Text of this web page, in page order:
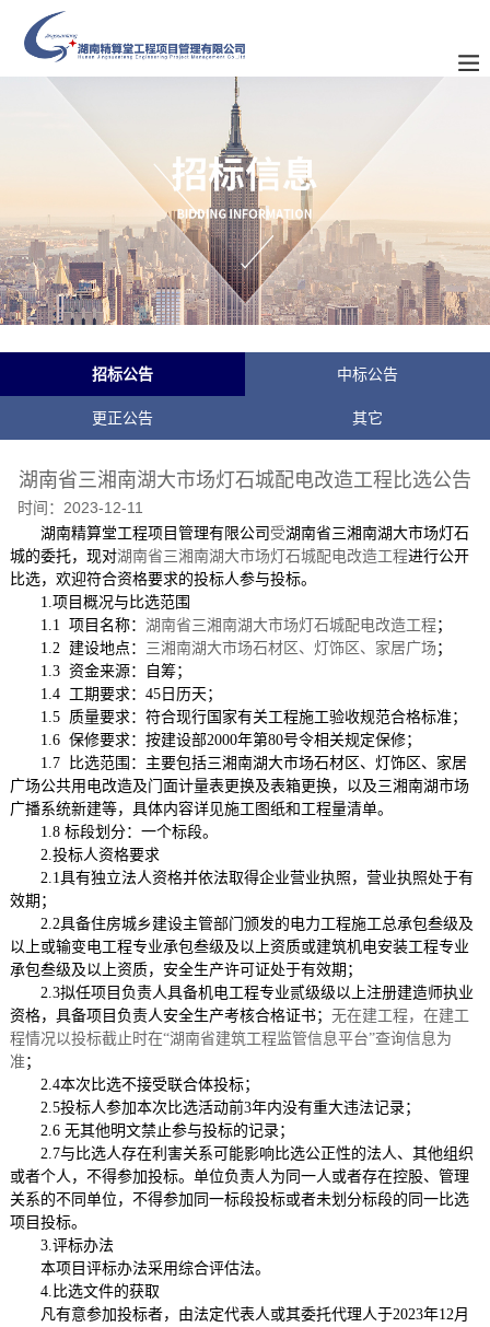
招标公告 中标公告
更正公告 其它
湖南省三湘南湖大市场灯石城配电改造工程比选公告
时间： 2023-12-11
湖南精算堂工程项目管理有限公司 受湖南省三湘南湖大市场灯石
城的委托，现对湖南省三湘南湖大市场灯石城配电改造工程进行公开
比选，欢迎符合资格要求的投标人参与投标。
1.项目概况与比选范围
1.1 项目名称： 湖南省三湘南湖大市场灯石城配电改造工程；
1.2 建设地点： 三湘南湖大市场石材区、灯饰区、家居广场 ；
1.3 资金来源：自筹；
1. 4 工期要求： 45日历天；
1. 5 质量要求： 符合现行国家有关工程施工验收规范合格标准 ；
1. 6 保修要求： 按建设部2000年第80号令相关规定保修；
1. 7 比选范围： 主要包括三湘南湖大市场石材区、灯饰区、家居
广场公共用电改造及门面计量表更换及表箱更换，以及三湘南湖市场
广播系统新建等， 具体内容详见施工 图纸和工程量清单。
1. 8 标段划分：一个标段。
2.投标人资格要求
2.1具有独立法人资格并依法取得企业营业执照，营业执照处于有
效期；
2.2具备住房城乡建设主管部门颁发的 电力工程施工总承包叁级及
以上或输变电工程专业承包叁级及以上资质或建筑机电安装工程专业
承包叁级及以上资质， 安全生产许可证处于有效期 ；
2.3拟任项目负责人具备机电工程专业贰级级以上注册建造师执业
资格， 具备项目负责人安全生产考核合格证书； 无在建工程，在建工
程情况以投标截止时在“湖南省建筑工程监管信息平台”查询信息为
准 ；
2.4本次比选不接受联合体投标；
2. 5投标人参加本次比选活动前3年内没有重大违法记录；
2. 6 无其他明文禁止参与投标的记录；
2. 7与比选人存在利害关系可能影响比选公正性的法人、其他组织
或者个人，不得参加投标。单位负责人为同一人或者存在控股、管理
关系的不同单位，不得参加同一标段投标或者未划分标段的同一比选
项目投标。
3.评标办法
本项目评标办法采用综合评估法。
4. 比选文件的获取
凡有意参加投标者，由法定代表人或其委托代理人于2023年12 月